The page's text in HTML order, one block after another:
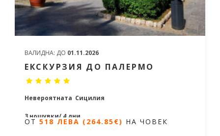
ВАЛИДНА: ДО 01.11.2026
ЕКСКУРЗИЯ ДО ПАЛЕРМО
Невероятната Сицилия
3 нощувки/ 4 дни
ОТ 518 ЛЕВА (264.85€) НА ЧОВЕК